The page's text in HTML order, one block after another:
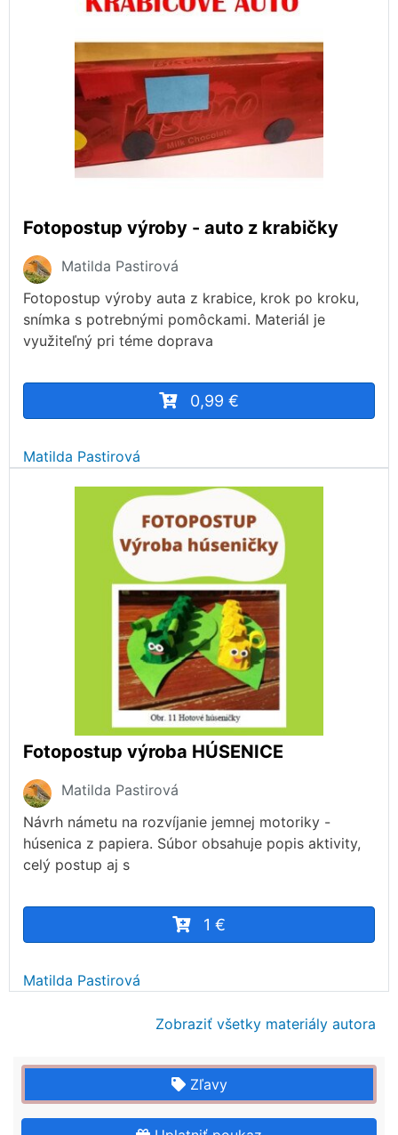
Fotopostup výroby - auto z krabičky
Matilda Pastirová
Fotopostup výroby auta z krabice, krok po kroku,
snímka s potrebnými pomôckami. Materiál je
využiteľný pri téme doprava
0,99 €
Matilda Pastirová
Fotopostup výroba HÚSENICE
Matilda Pastirová
Návrh námetu na rozvíjanie jemnej motoriky -
húsenica z papiera. Súbor obsahuje popis aktivity,
celý postup aj s
1 €
Matilda Pastirová
Zobraziť všetky materiály autora
Zľavy